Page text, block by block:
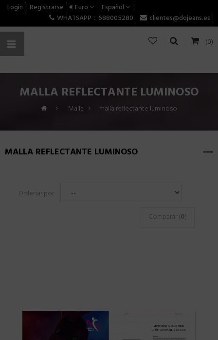
Login Registrarse € Euro
Español
WHATSAPP：688005280
clientes@dojeans.es
(0)
MALLA REFLECTANTE LUMINOSO
> Malla > malla reflectante luminoso
MALLA REFLECTANTE LUMINOSO
Ordenar por
Comparar (0)